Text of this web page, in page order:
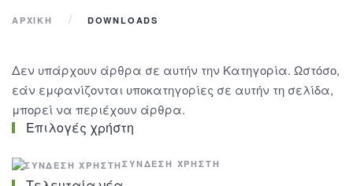
ΑΡΧΙΚΉ DOWNLOADS
Δεν υπάρχουν άρθρα σε αυτήν την Κατηγορία. Ωστόσο,
εάν εμφανίζονται υποκατηγορίες σε αυτήν τη σελίδα,
μπορεί να περιέχουν άρθρα.
Επιλογές χρήστη
ΣΎΝΔΕΣΗ ΧΡΉΣΤΗ